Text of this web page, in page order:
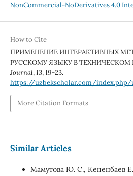
NonCommercial-NoDerivatives 4.0
How to Cite
ПРИМЕНЕНИЕ ИНТЕРАКТИВНЫХ
РУССКОМУ ЯЗЫКУ В ТЕХНИЧЕСКОМ
Journal,13, 19-23.
https://uzbekscholar.com/
More Citation Formats
Similar Articles
Мамутова Ю. С., Кененбаев